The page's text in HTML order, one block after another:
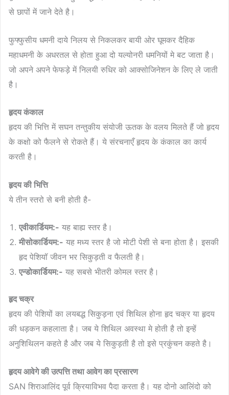
से छापों में जाने देते है।
फुफ्फुसीय धमनी दाये निलय से निकलकर बायी ओर घूमकर दैहिक
महाधमनी के अधरतल से होता हुआ दो यल्योनरी धमनियों मे बट जाता है।
जो अपने अपने फेफड़े में निलयी रुधिर को आक्सोजिनेशन के लिए ले जाती
है।
हृदय कंकाल
हृदय की भित्ति में सघन तन्तुकीय संयोजी ऊतक के वलय मिलते हैं जो हृदय
के कक्षो को फैलने से रोकते हैं। ये संरचनाएँ हृदय के कंकाल का कार्य
करती है।
हृदय की भित्ति
ये तीन स्तरो से बनी होती है-
एवीकार्डियम:- यह बाह्य स्तर है।
मीसोकार्डियम:- यह मध्य स्तर है जो मोटी पेशी से बना होता है। इसकी
हृद पेशियॉ जीवन भर सिकुड़ती व फैलती है।
एन्डोकार्डियम:- यह सबसे भीतरी कोमल स्तर है।
हृद चक्र
हृदय की पेशियों का लयबद्ध सिकुड़ना एवं शिथिल होना हृद चक्र या हृदय
की धड़कन कहलाता है। जब ये शिथिल अवस्था मे होती है तो इन्हें
अनुशिथिलन कहते है और जब ये सिकुड़ती है तो इसे प्रकुंचन कहते है।
हृदय आवेगे की उत्पत्ति तथा आवेग का प्रसारण
SAN शिराआलिंद पूर्व क्रियाविभव पैदा करता है। यह दोनो आलिंदो को